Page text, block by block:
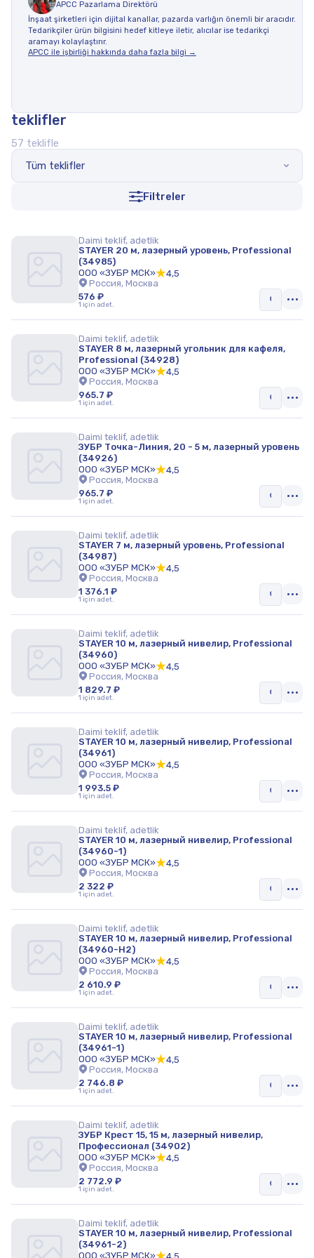
APCC Pazarlama Direktörü
İnşaat şirketleri için dijital kanallar, pazarda varlığın önemli bir aracıdır.
Tedarikçiler ürün bilgisini hedef kitleye iletir, alıcılar ise tedarikçi
aramayı kolaylaştırır.
APCC ile işbirliği hakkında daha fazla bilgi →
teklifler
Tüm teklifler
Filtreler
57 teklifle
Daimi teklif, adetlik
STAYER 20 м, лазерный уровень, Professional
(34985)
ООО «ЗУБР МСК»
4,5
Россия, Москва
576 ₽
1 için adet.
Daimi teklif, adetlik
STAYER 8 м, лазерный угольник для кафеля,
Professional (34928)
ООО «ЗУБР МСК»
4,5
Россия, Москва
965.7 ₽
1 için adet.
Daimi teklif, adetlik
ЗУБР Точка-Линия, 20 - 5 м, лазерный уровень
(34926)
ООО «ЗУБР МСК»
4,5
Россия, Москва
965.7 ₽
1 için adet.
Daimi teklif, adetlik
STAYER 7 м, лазерный уровень, Professional
(34987)
ООО «ЗУБР МСК»
4,5
Россия, Москва
1 376.1 ₽
1 için adet.
Daimi teklif, adetlik
STAYER 10 м, лазерный нивелир, Professional
(34960)
ООО «ЗУБР МСК»
4,5
Россия, Москва
1 829.7 ₽
1 için adet.
Daimi teklif, adetlik
STAYER 10 м, лазерный нивелир, Professional
(34961)
ООО «ЗУБР МСК»
4,5
Россия, Москва
1 993.5 ₽
1 için adet.
Daimi teklif, adetlik
STAYER 10 м, лазерный нивелир, Professional
(34960-1)
ООО «ЗУБР МСК»
4,5
Россия, Москва
2 322 ₽
1 için adet.
Daimi teklif, adetlik
STAYER 10 м, лазерный нивелир, Professional
(34960-H2)
ООО «ЗУБР МСК»
4,5
Россия, Москва
2 610.9 ₽
1 için adet.
Daimi teklif, adetlik
STAYER 10 м, лазерный нивелир, Professional
(34961-1)
ООО «ЗУБР МСК»
4,5
Россия, Москва
2 746.8 ₽
1 için adet.
Daimi teklif, adetlik
ЗУБР Крест 15, 15 м, лазерный нивелир,
Профессионал (34902)
ООО «ЗУБР МСК»
4,5
Россия, Москва
2 772.9 ₽
1 için adet.
Daimi teklif, adetlik
STAYER 10 м, лазерный нивелир, Professional
(34961-2)
ООО «ЗУБР МСК»